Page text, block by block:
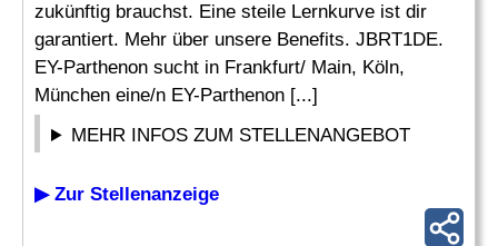
zukünftig brauchst. Eine steile Lernkurve ist dir
garantiert. Mehr über unsere Benefits. JBRT1DE.
EY-Parthenon sucht in Frankfurt/ Main, Köln,
München eine/n EY-Parthenon [...]
MEHR INFOS ZUM STELLENANGEBOT
▶ Zur Stellenanzeige